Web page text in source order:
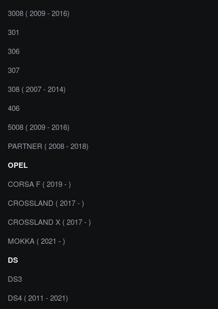
3008 ( 2009 - 2016)
301
306
307
308 ( 2007 - 2014)
406
5008 ( 2009 - 2016)
PARTNER ( 2008 - 2018)
OPEL
CORSA F ( 2019 - )
CROSSLAND ( 2017 - )
CROSSLAND X ( 2017 - )
MOKKA ( 2021 - )
DS
DS3
DS4 ( 2011 - 2021)